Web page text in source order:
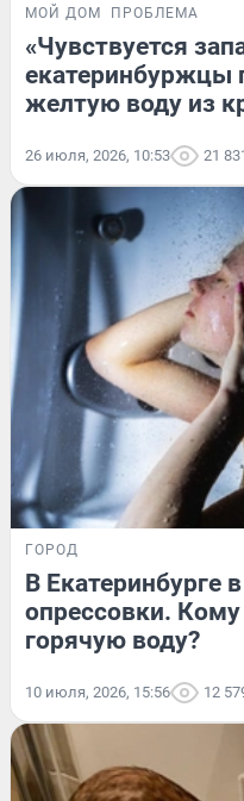
МОЙ ДОМ ПРОБЛЕМА
«Чувствуется
екатеринбуржцы
желтую воду из
26 июля, 2026, 10:53 21
ГОРОД
В Екатеринбурге
опрессовки.
горячую воду?
10 июля, 2026, 15:56 12